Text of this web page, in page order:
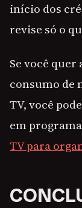
início dos
revise só o
Se você
consumo de
TV, você
em
TV para